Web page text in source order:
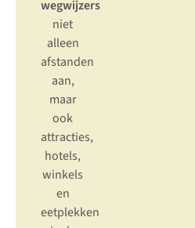
wegwijzers
niet
alleen
afstanden
aan,
maar
ook
attracties,
hotels,
winkels
en
eetplekken